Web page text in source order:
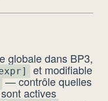
globale dans BP3,
et modifiable
— contrôle quelles
actives